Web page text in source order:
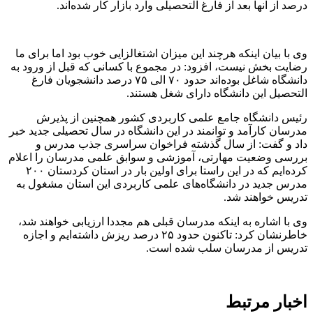
درصد از آنها بعد از فارغ التحصیلی وارد بازار کار شده‌اند.
وی با بیان اینکه هرچند این میزان اشتغالزایی خوب بود اما برای ما
رضایت بخش نیست، افزود: در مجموع با کسانی که قبل از ورود به
دانشگاه شاغل بوده‌اند حدود ۷۰ الی ۷۵ درصد دانشجویان فارغ
التحصیل این دانشگاه دارای شغل هستند.
رئیس دانشگاه جامع علمی کاربردی کشور همچنین از پذیرش
مدرسان کارآمد و توانمند در این دانشگاه در سال تحصیلی جدید خبر
داد و گفت: از سال گذشته فراخوان سراسری جذب مدرس و
بررسی وضعیت مهارتی، آموزشی و سوابق علمی مدرسان را اعلام
کرده‌ایم که در این راستا برای اولین بار در استان کردستان ۲۰۰
مدرس جدید در دانشگاه‌های علمی کاربردی این استان مشغول به
تدریس خواهند شد.
وی با اشاره به اینکه مدرسان قبلی هم مجددا ارزیابی خواهند شد،
خاطرنشان کرد: تاکنون حدود ۲۵ درصد ریزش داشته‌ایم و اجازه
تدریس از مدرسان سلب شده است.
اخبار مرتبط